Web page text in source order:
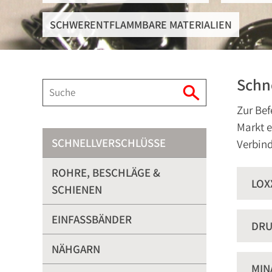
SCHWERENTFLAMMBARE MATERIALIEN
Zur
Markt
SCHNELLVERSCHLÜSSE
ROHRE, BESCHLÄGE &
SCHIENEN
EINFASSBÄNDER
NÄHGARN